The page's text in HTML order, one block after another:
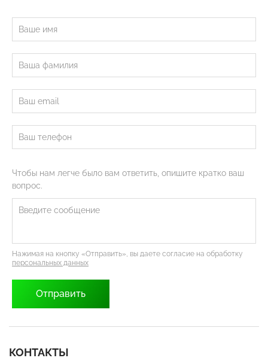
Чтобы нам легче было вам ответить, опишите кратко ваш
вопрос.
Нажимая на кнопку «Отправить», вы даете согласие на обработку
персональных данных
КОНТАКТЫ